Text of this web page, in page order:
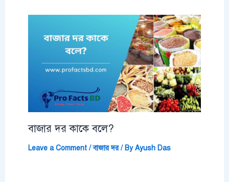
বাজার দর কাকে বলে?
Leave a Comment /বাজার দর/ ByAyush Das